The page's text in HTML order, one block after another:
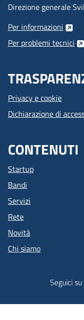
Direzione generale
Per informazioni
Per problemi tecnici
Privacy e cookie
Dichiarazione di
CONTENUTI
Startup
Bandi
Servizi
Rete
Novità
Chi siamo
Seguici su